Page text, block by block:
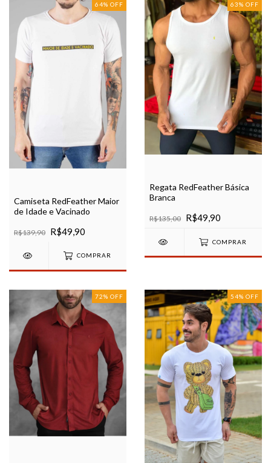
64% OFF
Camiseta RedFeather Maior
de Idade e Vacinado
R$139,90 R$49,90
COMPRAR
63% OFF
Regata RedFeather Básica
Branca
R$135,00 R$49,90
COMPRAR
72% OFF 54% OFF